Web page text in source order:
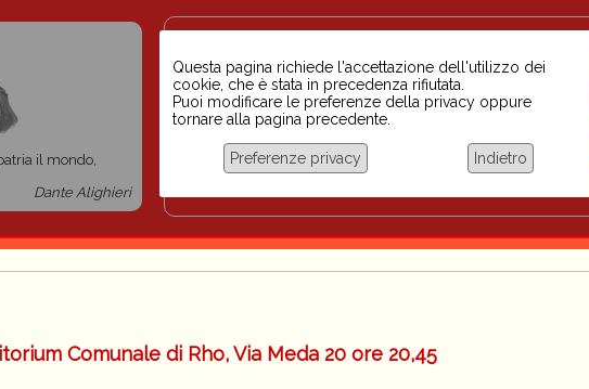
il mondo,
Dante Alighieri
razzismo
iniziative
Storico
Home Scuola BINARI Biblioteca
Progetti per le scuole 2023-2024
Link
Chi siamo
Coordinamento Docenti contro Razzismo,
Questa pagina richiede l'accettazione dell'utilizzo dei
cookie, che è stata in precedenza rifiutata.
Puoi modificare le preferenze della privacy oppure
tornare alla pagina precedente.
Preferenze privacy Indietro
Comunale di Rho, Via Meda 20 ore 20,45